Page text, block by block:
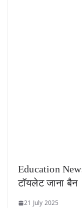
Education
टॉयलेट जाना बैन
21 July 2025